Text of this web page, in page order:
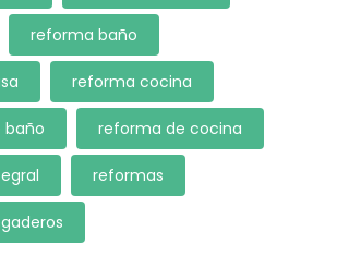
reforma baño
reforma cocina
baño reforma de cocina
reformas